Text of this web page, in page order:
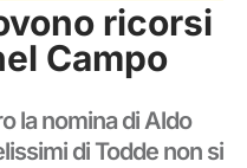
ricorsi
Campo
la nomina di Aldo
di Todde non si